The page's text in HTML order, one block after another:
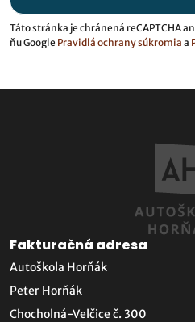
Táto stránka je chránená reCAPTCHA
ňu Google Pravidlá ochrany súkromia a
Fakturačná adresa
Autoškola Horňák
Peter Horňák
Chocholná-Velčice č. 300